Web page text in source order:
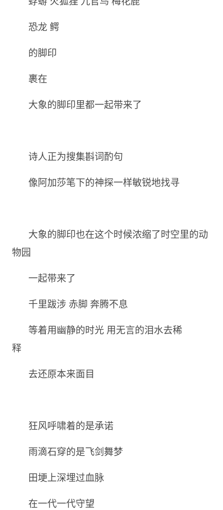
恐龙 鳄
的脚印
裹在
大象的脚印里都一起带来了
诗人正为搜集斟词酌句
像阿加莎笔下的神探一样敏锐地找寻
大象的脚印也在这个时候浓缩了时空里的动
物园
一起带来了
千里跋涉 赤脚 奔腾不息
等着用幽静的时光 用无言的泪水去稀
释
去还原本来面目
狂风呼啸着的是承诺
雨滴石穿的是飞剑舞梦
田埂上深埋过血脉
在一代一代守望